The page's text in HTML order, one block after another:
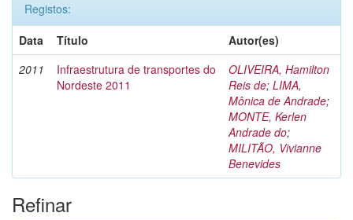
Registos:
Data
Título
Autor(es)
2011
Infraestrutura de transportes do
Nordeste 2011
OLIVEIRA, Hamilton
Reis de; LIMA,
Mônica de Andrade;
MONTE, Kerlen
Andrade do;
MILITÃO, Vivianne
Benevides
Refinar